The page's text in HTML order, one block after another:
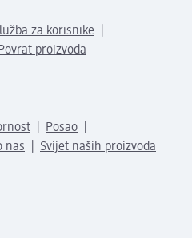
za korisnike
Povrat proizvoda
Posao
nas Svijet naših proizvoda